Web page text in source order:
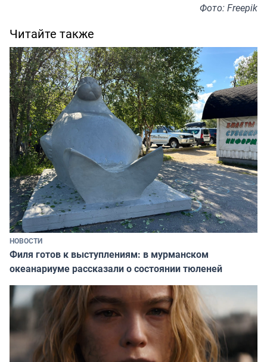
Фото: Freepik
Читайте также
НОВОСТИ
Филя готов к выступлениям: в мурманском
океанариуме рассказали о состоянии тюленей